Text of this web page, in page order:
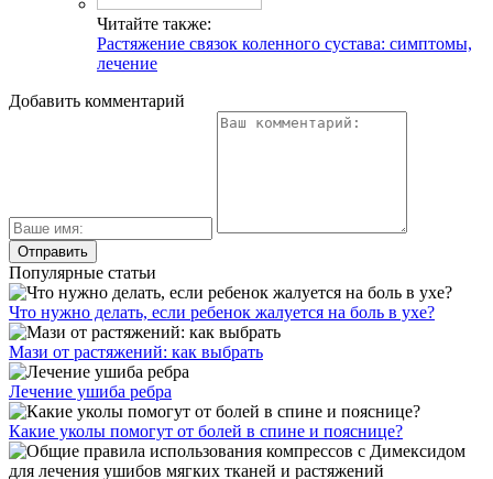
Читайте также:
Растяжение связок коленного сустава: симптомы,
лечение
Добавить комментарий
Популярные статьи
Что нужно делать, если ребенок жалуется на боль в ухе?
Мази от растяжений: как выбрать
Лечение ушиба ребра
Какие уколы помогут от болей в спине и пояснице?